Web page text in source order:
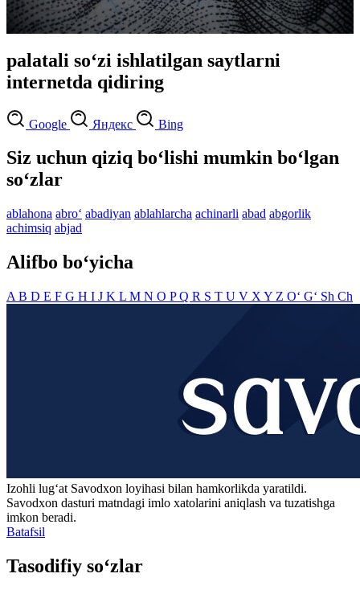
palatali so‘zi ishlatilgan saytlarni
internetda qidiring
Google Яндекс Bing
Siz uchun qiziq bo‘lishi mumkin bo‘lgan
so‘zlar
ablahona abro‘ abadiyan ablahlarcha achinarli abad abgorlik
achimsiq abjad
Alifbo bo‘yicha
A B D E F G H I J K L M N O PQ R S T U V X Y Z O‘ G‘ Sh Ch
Izohli lugʻat Savodxon loyihasi bilan hamkorlikda yaratildi.
Savodxon dasturi matndagi imlo xatolarini aniqlash va tuzatishga
imkon beradi.
Batafsil
Tasodifiy so‘zlar